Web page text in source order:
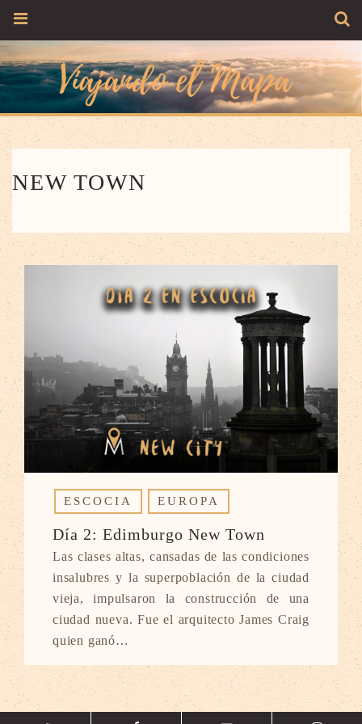
NEW TOWN
ESCOCIA EUROPA
Día 2: Edimburgo New Town
Las clases altas, cansadas de las condiciones
insalubres y la superpoblación de la ciudad
vieja, impulsaron la construcción de una
ciudad nueva. Fue el arquitecto James Craig
quien ganó…